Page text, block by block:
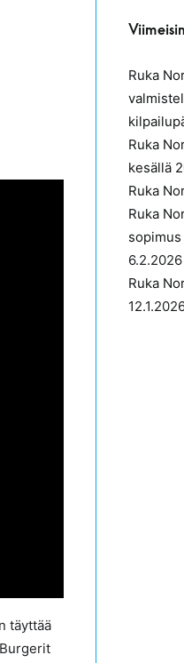
täyttää
Ruka
Ruka
kesällä
Ruka
Ruka
6.2.2026
Ruka